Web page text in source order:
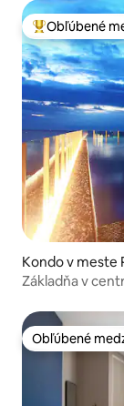
Obľúbené
Kondo v meste
Základňa v
Obľúbené
Obľúbené